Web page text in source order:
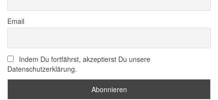
Email
Indem Du fortfährst, akzeptierst Du unsere
Datenschutzerklärung.